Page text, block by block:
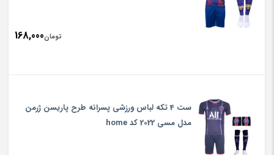
تومان168,000
ست 4 تکه لباس ورزشی پسرانه طرح پاریسن ژرمن
مدل مسی 2022 کد home